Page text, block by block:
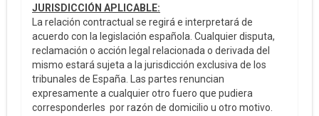
JURISDICCIÓN APLICABLE:
La relación contractual se regirá e interpretará de
acuerdo con la legislación española. Cualquier disputa,
reclamación o acción legal relacionada o derivada del
mismo estará sujeta a la jurisdicción exclusiva de los
tribunales de España. Las partes renuncian
expresamente a cualquier otro fuero que pudiera
corresponderles por razón de domicilio u otro motivo.